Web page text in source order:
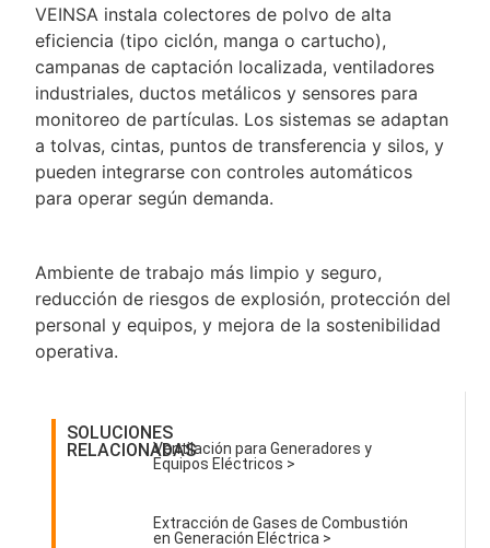
SOLUCIONES
RELACIONADASVentilación para Generadores y
Equipos Eléctricos >
Extracción de Gases de Combustión
en Generación Eléctrica >
VEINSA instala colectores de polvo de alta
eficiencia (tipo ciclón, manga o cartucho),
campanas de captación localizada, ventiladores
industriales, ductos metálicos y sensores para
monitoreo de partículas. Los sistemas se adaptan
a tolvas, cintas, puntos de transferencia y silos, y
pueden integrarse con controles automáticos
para operar según demanda.
Ambiente de trabajo más limpio y seguro,
reducción de riesgos de explosión, protección del
personal y equipos, y mejora de la sostenibilidad
operativa.